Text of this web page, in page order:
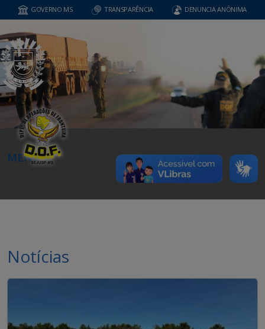
GOVERNO MS TRANSPARÊNCIA DENUNCIA ANÔNIMA
MENU
Notícias